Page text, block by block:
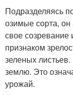
Подразделяясь
озимые сорта,
свое созревание
признаком
зеленых
землю. Это
урожай.